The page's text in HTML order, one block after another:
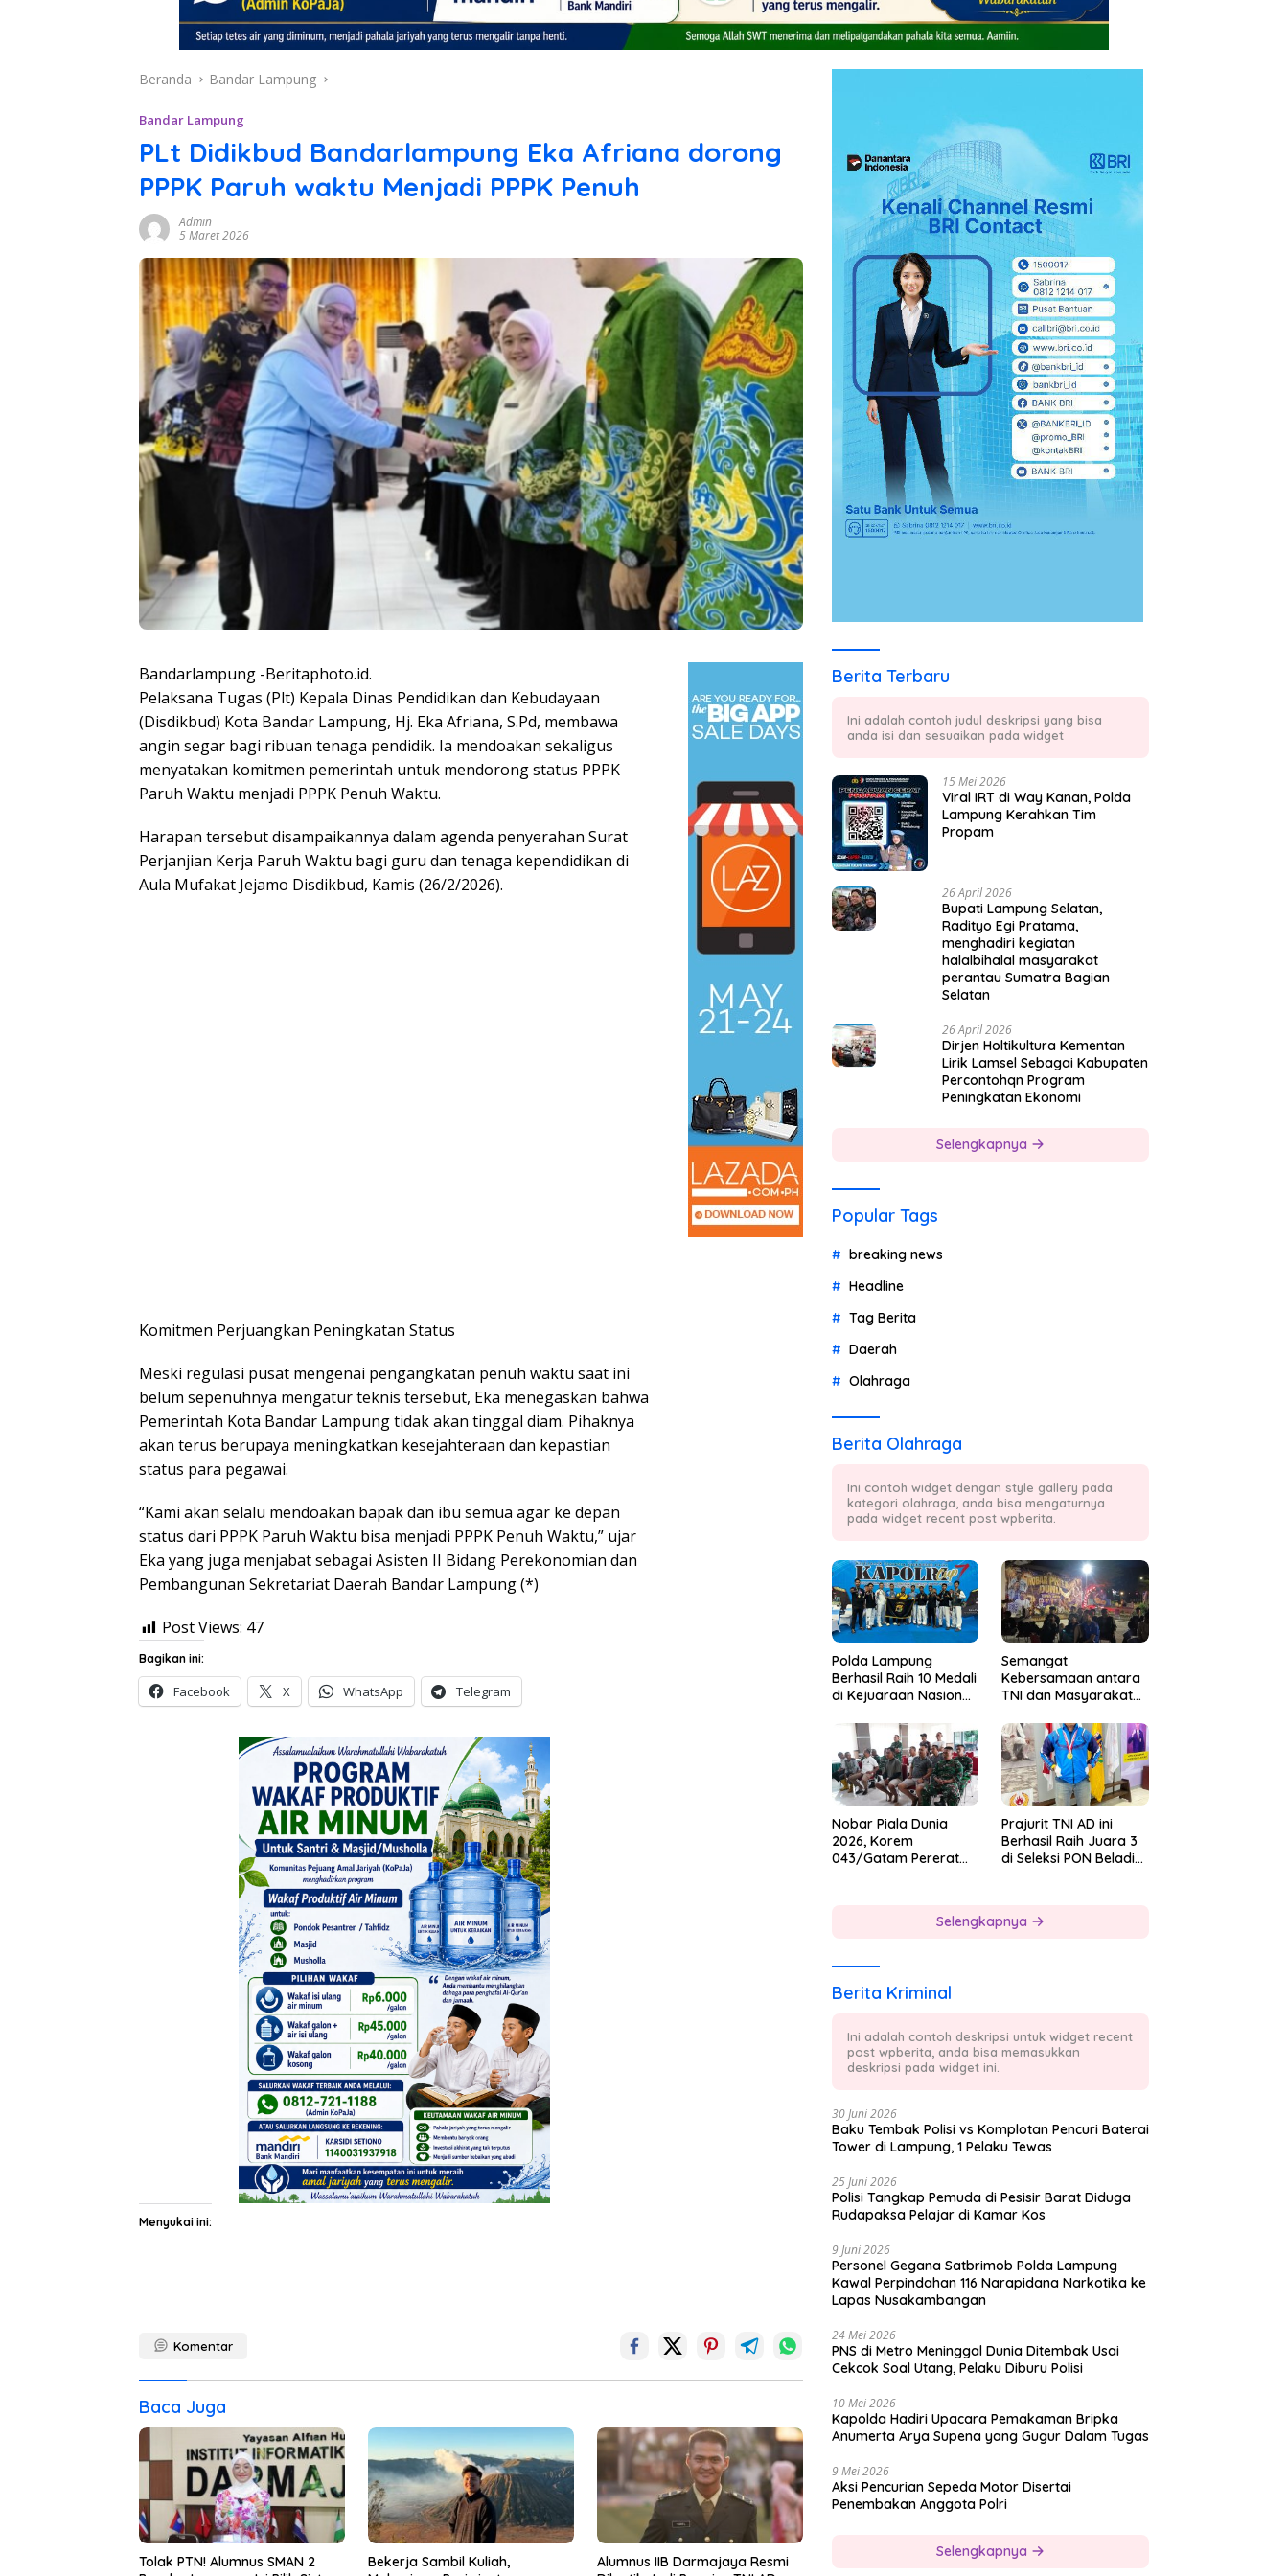
Beranda Bandar Lampung
Bandar Lampung
PLt Didikbud Bandarlampung Eka Afriana dorong
PPPK Paruh waktu Menjadi PPPK Penuh
Admin
5 Maret 2026
Bandarlampung -Beritaphoto.id.
Pelaksana Tugas (Plt) Kepala Dinas Pendidikan dan Kebudayaan
(Disdikbud) Kota Bandar Lampung, Hj. Eka Afriana, S.Pd, membawa
angin segar bagi ribuan tenaga pendidik. Ia mendoakan sekaligus
menyatakan komitmen pemerintah untuk mendorong status PPPK
Paruh Waktu menjadi PPPK Penuh Waktu.
Harapan tersebut disampaikannya dalam agenda penyerahan Surat
Perjanjian Kerja Paruh Waktu bagi guru dan tenaga kependidikan di
Aula Mufakat Jejamo Disdikbud, Kamis (26/2/2026).
Komitmen Perjuangkan Peningkatan Status
Meski regulasi pusat mengenai pengangkatan penuh waktu saat ini
belum sepenuhnya mengatur teknis tersebut, Eka menegaskan bahwa
Pemerintah Kota Bandar Lampung tidak akan tinggal diam. Pihaknya
akan terus berupaya meningkatkan kesejahteraan dan kepastian
status para pegawai.
“Kami akan selalu mendoakan bapak dan ibu semua agar ke depan
status dari PPPK Paruh Waktu bisa menjadi PPPK Penuh Waktu,” ujar
Eka yang juga menjabat sebagai Asisten II Bidang Perekonomian dan
Pembangunan Sekretariat Daerah Bandar Lampung (*)
Post Views: 47
Bagikan ini:
Facebook X WhatsApp Telegram
Menyukai ini:
Komentar
Baca Juga
Tolak PTN! Alumnus SMAN 2
Bekerja Sambil Kuliah,
Alumnus IIB Darmajaya Resmi
Berita Terbaru
Ini adalah contoh judul deskripsi yang bisa
anda isi dan sesuaikan pada widget
15 Mei 2026
Viral IRT di Way Kanan, Polda
Lampung Kerahkan Tim
Propam
26 April 2026
Bupati Lampung Selatan,
Radityo Egi Pratama,
menghadiri kegiatan
halalbihalal masyarakat
perantau Sumatra Bagian
Selatan
26 April 2026
Dirjen Holtikultura Kementan
Lirik Lamsel Sebagai Kabupaten
Percontohqn Program
Peningkatan Ekonomi
Selengkapnya
Popular Tags
breaking news
Headline
Tag Berita
Daerah
Olahraga
Berita Olahraga
Ini contoh widget dengan style gallery pada
kategori olahraga, anda bisa mengaturnya
pada widget recent post wpberita.
Polda Lampung
Berhasil Raih 10 Medali
di Kejuaraan Nasional
Cup 7
Semangat
Kebersamaan antara
TNI dan Masyarakat
Nobar Piala Dunia
2026, Korem
043/Gatam Pererat
Prajurit TNI AD ini
Berhasil Raih Juara 3
di Seleksi PON Beladiri
Selengkapnya
Berita Kriminal
Ini adalah contoh deskripsi untuk widget recent
post wpberita, anda bisa memasukkan
deskripsi pada widget ini.
30 Juni 2026
Baku Tembak Polisi vs Komplotan Pencuri Baterai
Tower di Lampung, 1 Pelaku Tewas
25 Juni 2026
Polisi Tangkap Pemuda di Pesisir Barat Diduga
Rudapaksa Pelajar di Kamar Kos
9 Juni 2026
Personel Gegana Satbrimob Polda Lampung
Kawal Perpindahan 116 Narapidana Narkotika ke
Lapas Nusakambangan
24 Mei 2026
PNS di Metro Meninggal Dunia Ditembak Usai
Cekcok Soal Utang, Pelaku Diburu Polisi
10 Mei 2026
Kapolda Hadiri Upacara Pemakaman Bripka
Anumerta Arya Supena yang Gugur Dalam Tugas
9 Mei 2026
Aksi Pencurian Sepeda Motor Disertai
Penembakan Anggota Polri
Selengkapnya